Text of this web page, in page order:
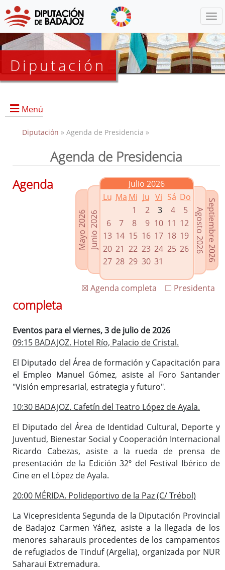
Diputación
Menú
Presidencia
Grupos Políticos
Enlaces relacionados
Agenda de Presidencia
Plenos provinciales y Juntas de gobierno
Oficina de Proyectos Europeos
Diputación » Agenda de Presidencia »
Agenda de Presidencia
Mayo 2026Junio 2026
Julio 2026
Lu Ma Mi Ju Vi Sá Do
1
2 3 4
5
6
7 8 9 10 11 12
13 14 15 16 17 18 19
20 21 22 23 24 25 26
27 28 29 30 31 Septiembre 2026
Agosto 2026
☐ Presidenta
☒ Agenda completa
Agenda
completa
Eventos para el viernes, 3 de julio de 2026
09:15 BADAJOZ. Hotel Río, Palacio de Cristal.
El Diputado del Área de formación y Capacitación para
el Empleo Manuel Gómez, asiste al Foro Santander
"Visión empresarial, estrategia y futuro".
10:30 BADAJOZ. Cafetín del Teatro López de Ayala.
El Diputado del Área de Identidad Cultural, Deporte y
Juventud, Bienestar Social y Cooperación Internacional
Ricardo Cabezas, asiste a la rueda de prensa de
presentación de la Edición 32º del Festival Ibérico de
Cine en el López de Ayala.
20:00 MÉRIDA. Polideportivo de la Paz (C/ Trébol)
La Vicepresidenta Segunda de la Diputación Provincial
de Badajoz Carmen Yáñez, asiste a la llegada de los
menores saharauis procedentes de los campamentos
de refugiados de Tinduf (Argelia), organizada por NUR
Saharaui Extremadura.